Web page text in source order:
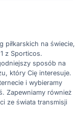
piłkarskich na świecie,
z Sporticos.
sposób na
który Cię interesuje.
i wybieramy
Zapewniamy również
ze świata transmisji